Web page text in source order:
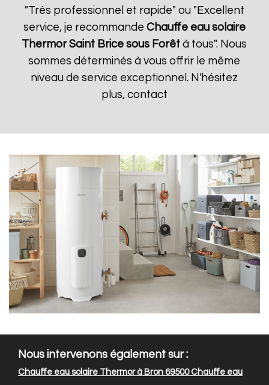
"Très professionnel et rapide" ou "Excellent
service, je recommande Chauffe eau solaire
Thermor Saint Brice sous Forêt à tous". Nous
sommes déterminés à vous offrir le même
niveau de service exceptionnel. N'hésitez
plus, contact
Nous intervenons également sur :
Chauffe eau solaire Thermor à Bron 69500Chauffe eau